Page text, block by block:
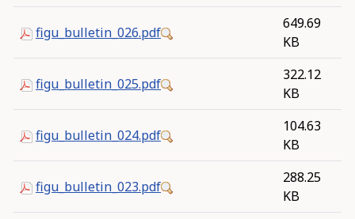
figu_bulletin_026.pdf
649.69
KB
figu_bulletin_025.pdf
322.12
KB
figu_bulletin_024.pdf
104.63
KB
figu_bulletin_023.pdf
288.25
KB